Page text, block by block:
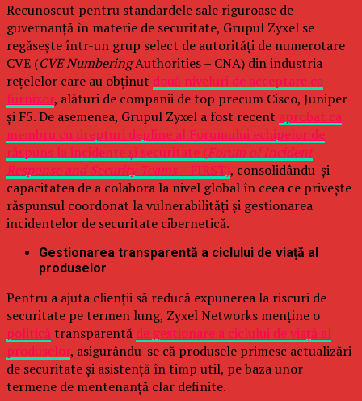
Recunoscut pentru standardele sale riguroase de
guvernanță în materie de securitate, Grupul Zyxel se
regăsește într-un grup select de autorități de numerotare
CVE (CVE NumberingAuthorities – CNA) din industria
rețelelor care au obținut două niveluri de acceptare ca
furnizor, alături de companii de top precum Cisco, Juniper
și F5. De asemenea, Grupul Zyxel a fost recent aprobat ca
membru cu drepturi depline al Forumului echipelor de
răspuns la incidente și securitate (Forum of Incident
Response and Security Teams –FIRST), consolidându-și
capacitatea de a colabora la nivel global în ceea ce privește
răspunsul coordonat la vulnerabilități și gestionarea
incidentelor de securitate cibernetică.
Gestionarea transparentă a ciclului de viață al
produselor
Pentru a ajuta clienții să reducă expunerea la riscuri de
securitate pe termen lung, Zyxel Networks menține o
politică transparentă de gestionare a ciclului de viață al
produselor, asigurându-se că produsele primesc actualizări
de securitate și asistență în timp util, pe baza unor
termene de mentenanță clar definite.